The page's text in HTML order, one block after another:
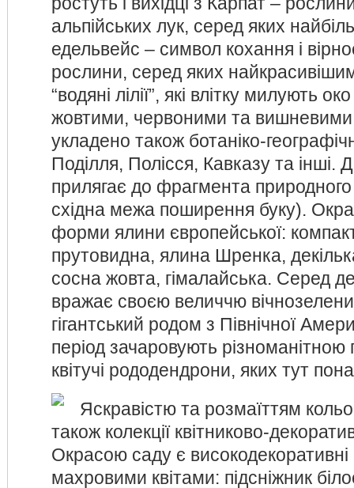
альпійських лук, серед яких
едельвейс – символ кохання і
рослини, серед яких
“водяні лілії”, які влітку милують
жовтими, червоними та
укладено також ботаніко-
Поділля, Полісся, Кавказу та інші.
прилягає до фрагмента природного
східна межа поширення буку).
форми ялини європейської:
прутовидна, ялина Шренка,
сосна жовта, гімалайська. Серед
вражає своєю величчю
гігантський родом з Північної
період зачаровують різноманітною
квітучі рододендрони, яких тут
Яскравістю та розмаїттям
також колекції квітниково-
Окрасою саду є
махровими квітами: підсніжник